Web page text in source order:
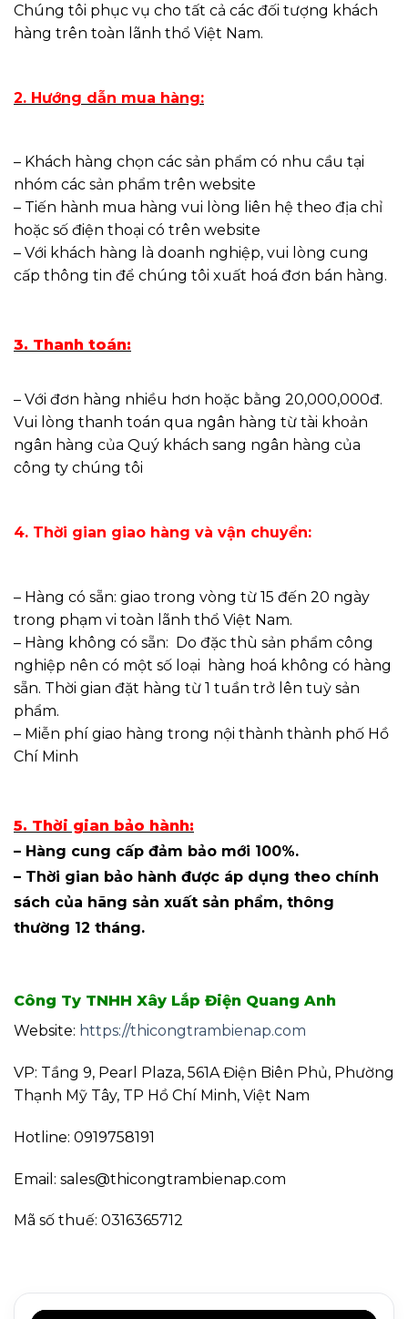
Chúng tôi phục vụ cho tất cả các đối tượng khách
hàng trên toàn lãnh thổ Việt Nam.
2. Hướng dẫn mua hàng:
– Khách hàng chọn các sản phẩm có nhu cầu tại
nhóm các sản phẩm trên website
– Tiến hành mua hàng vui lòng liên hệ theo địa chỉ
hoặc số điện thoại có trên website
– Với khách hàng là doanh nghiệp, vui lòng cung
cấp thông tin để chúng tôi xuất hoá đơn bán hàng.
3. Thanh toán:
– Với đơn hàng nhiều hơn hoặc bằng 20,000,000đ.
Vui lòng thanh toán qua ngân hàng từ tài khoản
ngân hàng của Quý khách sang ngân hàng của
công ty chúng tôi
4. Thời gian giao hàng và vận chuyển:
– Hàng có sẵn: giao trong vòng từ 15 đến 20 ngày
trong phạm vi toàn lãnh thổ Việt Nam.
– Hàng không có sẵn: Do đặc thù sản phẩm công
nghiệp nên có một số loại hàng hoá không có hàng
sẵn. Thời gian đặt hàng từ 1 tuần trở lên tuỳ sản
phẩm.
– Miễn phí giao hàng trong nội thành thành phố Hồ
Chí Minh
5. Thời gian bảo hành:
– Hàng cung cấp đảm bảo mới 100%.
– Thời gian bảo hành được áp dụng theo chính
sách của hãng sản xuất sản phẩm, thông
thường 12 tháng.
Công Ty TNHH Xây Lắp Điện Quang Anh
Website: https://thicongtrambienap.com
VP: Tầng 9, Pearl Plaza, 561A Điện Biên Phủ, Phường
Thạnh Mỹ Tây, TP Hồ Chí Minh, Việt Nam
Hotline: 0919758191
Email: sales@thicongtrambienap.com
Mã số thuế: 0316365712